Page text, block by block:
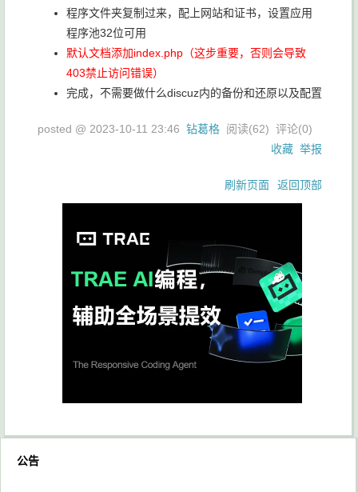
程序文件夹复制过来，配上网站和证书，设置应用
程序池32位可用
默认文档添加index.php（这步重要，否则会导致
403禁止访问错误）
完成，不需要做什么discuz内的备份和还原以及配置
posted @ 2023-10-11 23:46 钻葛格 阅读(62) 评论(0)
收藏 举报
刷新页面 返回顶部
公告